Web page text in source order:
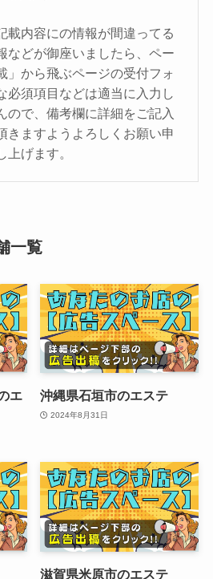
載内容にの情報が間違ってる
などが御座いましたら、ペー
」から飛ぶページの受付フォ
必須項目などは適当に入力し
ので、備考欄に詳細をご記入
きますようよろしくお願い申
上げます。
一覧
エ
沖縄県石垣市のエステ
2024年8月31日
滋賀県米原市のエステ